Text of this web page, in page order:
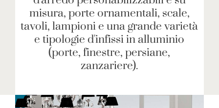
misura, porte ornamentali, scale,
tavoli, lampioni e una grande varietà
e tipologie d'infissi in alluminio
(porte, finestre, persiane,
zanzariere).